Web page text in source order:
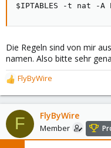
$IPTABLES -t nat -A
Die Regeln sind von mir
namen. Also bitte sehr
R
e
a
c
t
FlyByWire
F FlyByWire
Member